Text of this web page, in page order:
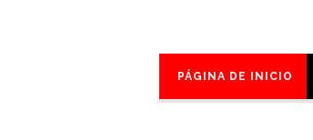
PÁGINA DE INICIO